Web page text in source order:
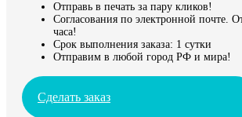
Отправь в печать за пару кликов!
Согласования по электронной почте.
часа!
Срок выполнения заказа: 1 сутки
Отправим в любой город РФ и мира!
Сделать заказ